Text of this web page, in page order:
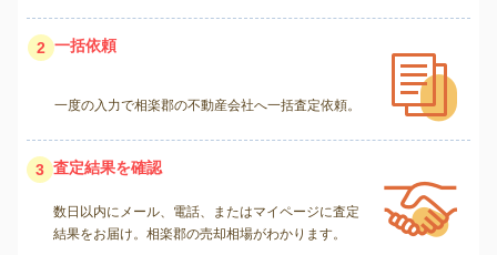
2 一括依頼
一度の入力で相楽郡の不動産会社へ一括査定依頼。
3 査定結果を確認
数日以内にメール、電話、またはマイページに査定
結果をお届け。相楽郡の売却相場がわかります。